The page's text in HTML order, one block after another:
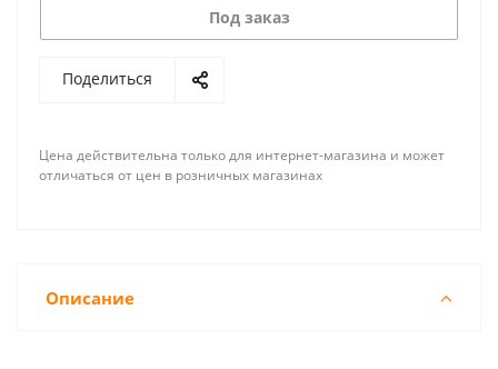
Под заказ
Поделиться
Цена действительна только для интернет-магазина и может
отличаться от цен в розничных магазинах
Описание